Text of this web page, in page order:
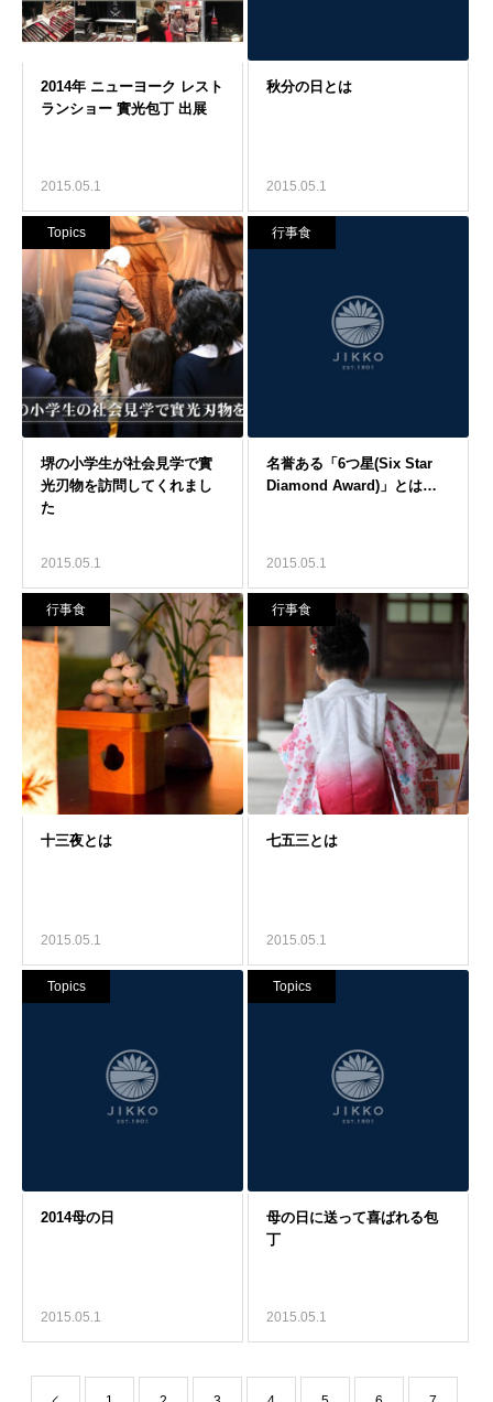
2015.05.1 2015.05.1
Topics
2015.05.1
行事食
2015.05.1
行事食
2015.05.1
行事食
2015.05.1
Topics
2015.05.1
Topics
2015.05.1